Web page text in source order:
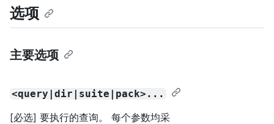
选项
主要选项
<query|dir|suite|pack>...
[必选] 要执行的查询。 每个参数均采